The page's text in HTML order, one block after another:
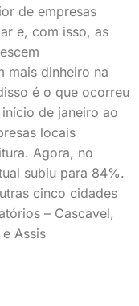
de empresas
e, com isso, as
mais dinheiro na
é o que ocorreu
de janeiro ao
locais
Agora, no
subiu para 84%.
cinco cidades
– Cascavel,
Assis